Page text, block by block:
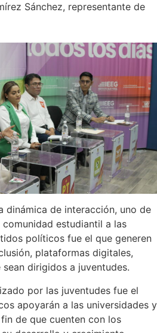
Sánchez, representante de
dinámica de interacción, uno de
estudiantil a las
políticos fue el que generen
plataformas digitales,
dirigidos a juventudes.
por las juventudes fue el
apoyarán a las universidades y
de que cuenten con los